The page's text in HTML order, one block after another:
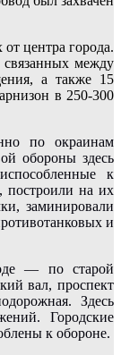
центра города.
между
а также 15
в 250-300
по окраинам
обороны здесь
к
построили на их
заминировали
и
— по старой
вал, проспект
Здесь
Городские
к обороне.